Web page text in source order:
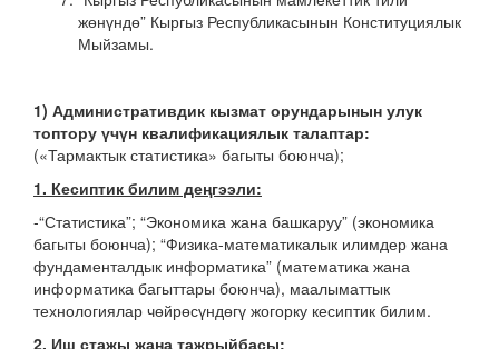
жөнүндө” Кыргыз Республикасынын Конституциялык
Мыйзамы.
1) Административдик кызмат орундарынын улук
топтору үчүн квалификациялык талаптар:
(«Тармактык статистика» багыты боюнча);
1. Кесиптик билим деңгээли:
-“Статистика”; “Экономика жана башкаруу” (экономика
багыты боюнча); “Физика-математикалык илимдер жана
фундаменталдык информатика” (математика жана
информатика багыттары боюнча), маалыматтык
технологиялар чөйрөсүндөгү жогорку кесиптик билим.
2. Иш стажы жана тажрыйбасы: